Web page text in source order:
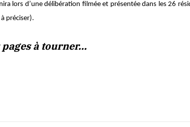
lors d’une délibération filmée et présentée dans les 26
préciser).
à tourner…